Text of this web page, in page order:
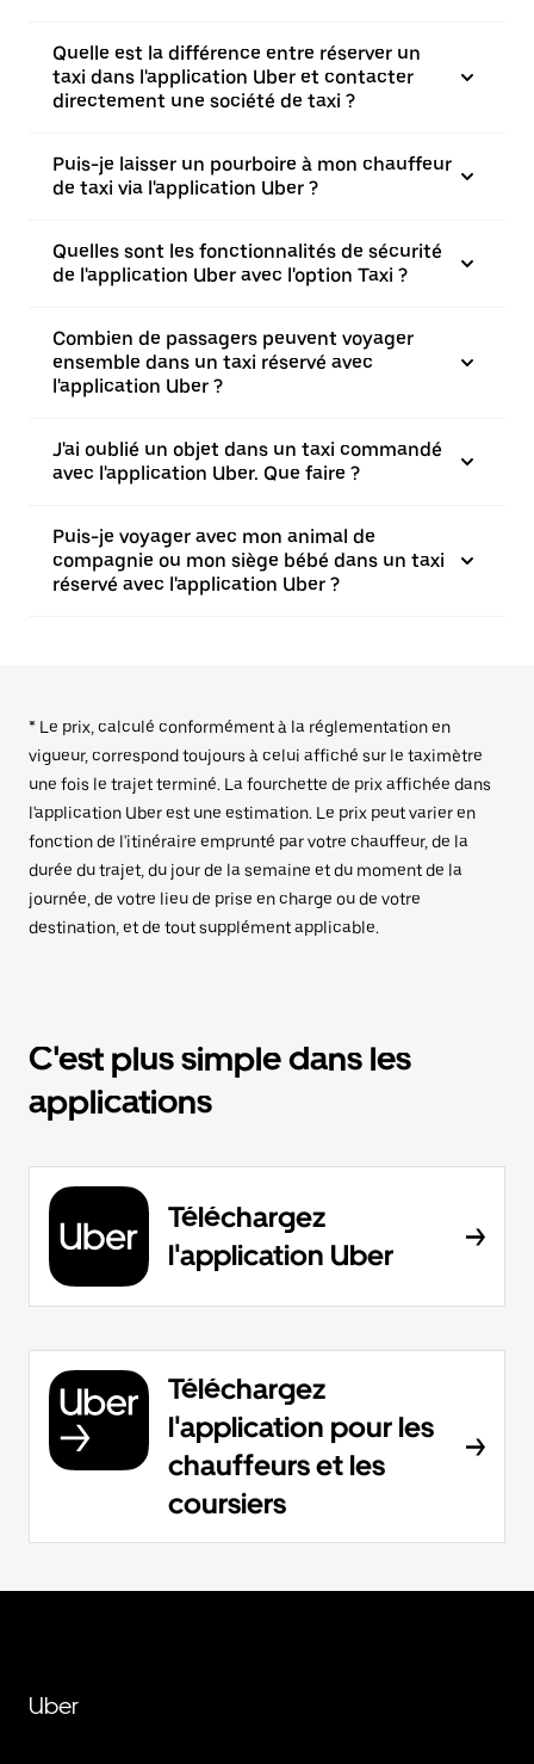
Quelle est la différence entre réserver un
taxi dans l'application Uber et contacter
directement une société de taxi ?
Puis-je laisser un pourboire à mon chauffeur
de taxi via l'application Uber ?
Quelles sont les fonctionnalités de sécurité
de l'application Uber avec l'option Taxi ?
Combien de passagers peuvent voyager
ensemble dans un taxi réservé avec
l'application Uber ?
J'ai oublié un objet dans un taxi commandé
avec l'application Uber. Que faire ?
Puis-je voyager avec mon animal de
compagnie ou mon siège bébé dans un taxi
réservé avec l'application Uber ?
* Le prix, calculé conformément à la réglementation en
vigueur, correspond toujours à celui affiché sur le taximètre
une fois le trajet terminé. La fourchette de prix affichée dans
l'application Uber est une estimation. Le prix peut varier en
fonction de l'itinéraire emprunté par votre chauffeur, de la
durée du trajet, du jour de la semaine et du moment de la
journée, de votre lieu de prise en charge ou de votre
destination, et de tout supplément applicable.
C'est plus simple dans les
applications
Téléchargez
l'application Uber
Téléchargez
l'application pour les
chauffeurs et les
coursiers
Uber